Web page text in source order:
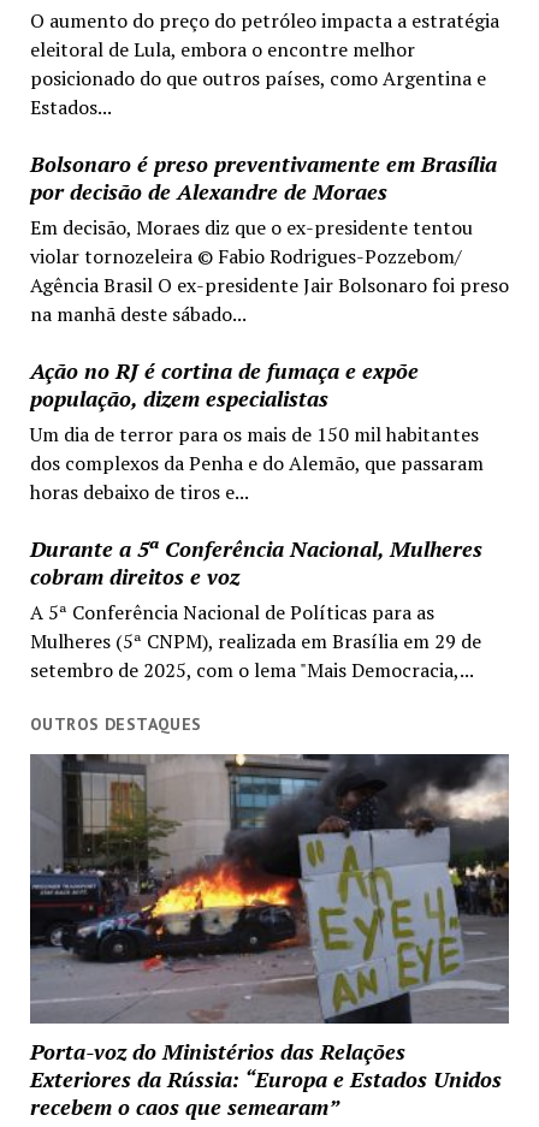
O aumento do preço do petróleo impacta a estratégia
eleitoral de Lula, embora o encontre melhor
posicionado do que outros países, como Argentina e
Estados...
Bolsonaro é preso preventivamente em Brasília
por decisão de Alexandre de Moraes
Em decisão, Moraes diz que o ex-presidente tentou
violar tornozeleira © Fabio Rodrigues-Pozzebom/
Agência Brasil O ex-presidente Jair Bolsonaro foi preso
na manhã deste sábado...
Ação no RJ é cortina de fumaça e expõe
população, dizem especialistas
Um dia de terror para os mais de 150 mil habitantes
dos complexos da Penha e do Alemão, que passaram
horas debaixo de tiros e...
Durante a 5ª Conferência Nacional, Mulheres
cobram direitos e voz
A 5ª Conferência Nacional de Políticas para as
Mulheres (5ª CNPM), realizada em Brasília em 29 de
setembro de 2025, com o lema "Mais Democracia,...
OUTROS DESTAQUES
Porta-voz do Ministérios das Relações
Exteriores da Rússia: “Europa e Estados Unidos
recebem o caos que semearam”